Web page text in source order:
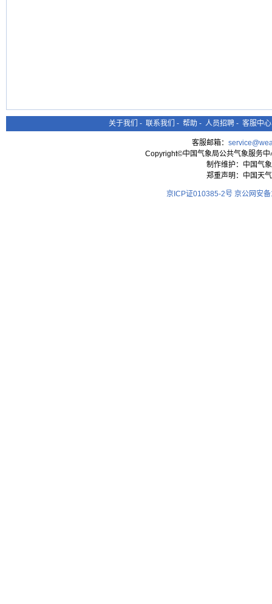
关于我们 - 联系我们 - 帮助 - 人员招聘 - 客服中心
客服邮箱：
Copyright©中国气象局公共气象服务
制作维护：中国气
郑重声明：中国天
京ICP证010385-2号 京公网安